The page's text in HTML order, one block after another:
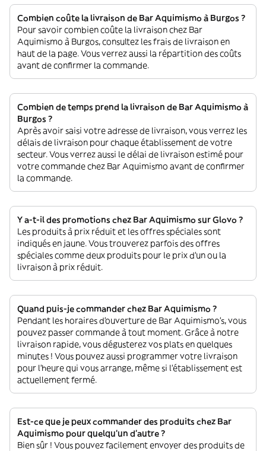
Combien coûte la livraison de Bar Aquimismo à Burgos ?
Pour savoir combien coûte la livraison chez Bar
Aquimismo à Burgos, consultez les frais de livraison en
haut de la page. Vous verrez aussi la répartition des coûts
avant de confirmer la commande.
Combien de temps prend la livraison de Bar Aquimismo à
Burgos ?
Après avoir saisi votre adresse de livraison, vous verrez les
délais de livraison pour chaque établissement de votre
secteur. Vous verrez aussi le délai de livraison estimé pour
votre commande chez Bar Aquimismo avant de confirmer
la commande.
Y a-t-il des promotions chez Bar Aquimismo sur Glovo ?
Les produits à prix réduit et les offres spéciales sont
indiqués en jaune. Vous trouverez parfois des offres
spéciales comme deux produits pour le prix d'un ou la
livraison à prix réduit.
Quand puis-je commander chez Bar Aquimismo ?
Pendant les horaires d'ouverture de Bar Aquimismo’s, vous
pouvez passer commande à tout moment. Grâce à notre
livraison rapide, vous dégusterez vos plats en quelques
minutes ! Vous pouvez aussi programmer votre livraison
pour l'heure qui vous arrange, même si l'établissement est
actuellement fermé.
Est-ce que je peux commander des produits chez Bar
Aquimismo pour quelqu'un d'autre ?
Bien sûr ! Vous pouvez facilement envoyer des produits de